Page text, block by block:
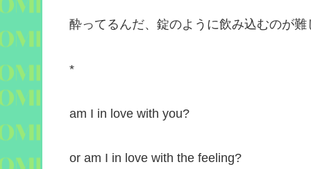
酔ってるんだ、錠のように飲み込むのが難
*
am I in love with you?
or am I in love with the feeling?